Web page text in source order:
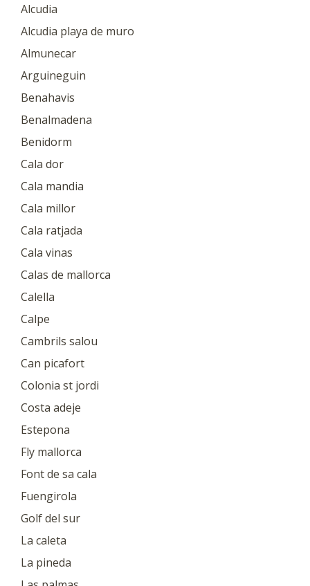
Alcudia
Alcudia playa de muro
Almunecar
Arguineguin
Benahavis
Benalmadena
Benidorm
Cala dor
Cala mandia
Cala millor
Cala ratjada
Cala vinas
Calas de mallorca
Calella
Calpe
Cambrils salou
Can picafort
Colonia st jordi
Costa adeje
Estepona
Fly mallorca
Font de sa cala
Fuengirola
Golf del sur
La caleta
La pineda